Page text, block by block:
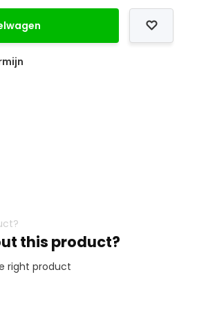
this product?
right product